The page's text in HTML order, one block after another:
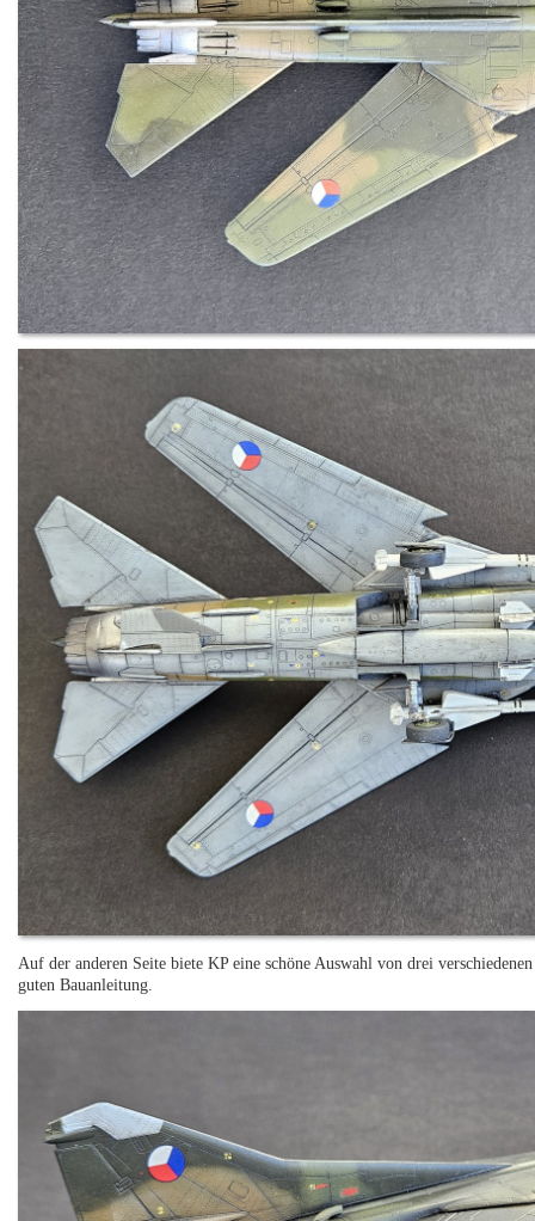
Auf der anderen Seite biete KP eine schöne Auswahl von drei
guten Bauanleitung.